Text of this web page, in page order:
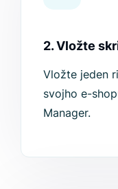
2. Vložte
Vložte jeden
svojho e-
Manager.